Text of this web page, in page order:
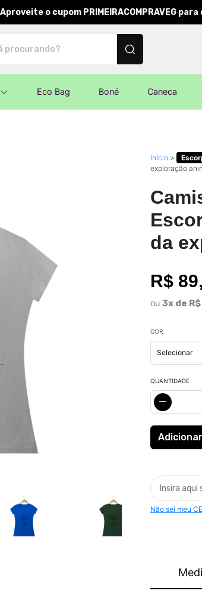
o cupom PRIMEIRACOMPRAVEG
Eco Bag Boné Caneca
Início >
exploração
da
R$
ou 3x de
COR
QUANTIDADE
Não sei meu